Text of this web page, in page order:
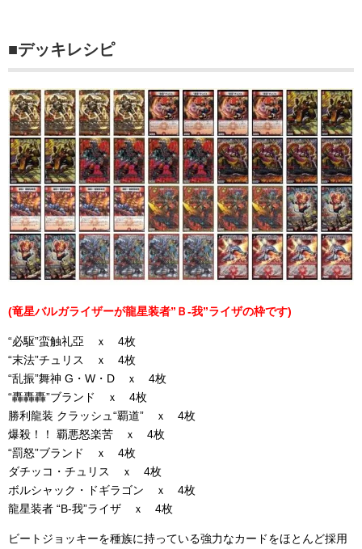
■デッキレシピ
(竜星バルガライザーが龍星装者”Ｂ-我”ライザの枠です)
“必駆”蛮触礼亞 ｘ 4枚
“末法”チュリス ｘ 4枚
“乱振”舞神 G・W・D ｘ 4枚
“轟轟轟”ブランド ｘ 4枚
勝利龍装 クラッシュ“覇道” ｘ 4枚
爆殺！！ 覇悪怒楽苦 ｘ 4枚
“罰怒”ブランド ｘ 4枚
ダチッコ・チュリス ｘ 4枚
ボルシャック・ドギラゴン ｘ 4枚
龍星装者 “B-我”ライザ ｘ 4枚
ビートジョッキーを種族に持っている強力なカードをほとんど採用